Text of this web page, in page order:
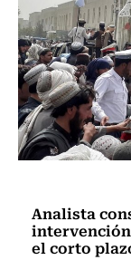
Analista
el corto